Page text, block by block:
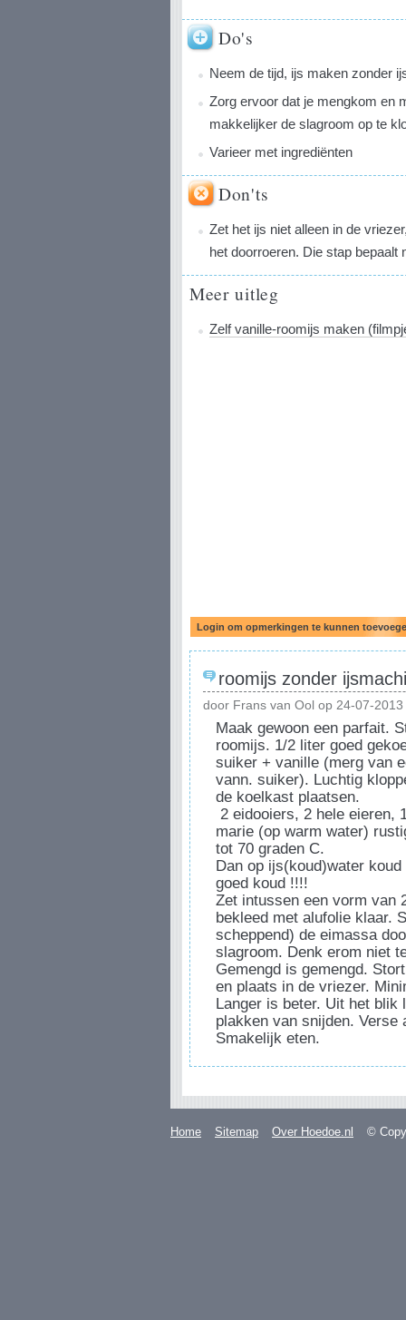
Do's
Neem de tijd, ijs maken zonder
Zorg ervoor dat je mengkom en
makkelijker de slagroom op te
Varieer met ingrediënten
Don'ts
Zet het ijs niet alleen in de
het doorroeren. Die stap
Meer uitleg
Zelf vanille-roomijs maken
roomijs zonder
door Frans van Ool op 24-07-
Maak gewoon een parfait.
roomijs. 1/2 liter goed
suiker + vanille (merg van
vann. suiker). Luchtig
de koelkast plaatsen.
2 eidooiers, 2 hele eieren,
marie (op warm water)
tot 70 graden C.
Dan op ijs(koud)water
goed koud !!!!
Zet intussen een vorm van
bekleed met alufolie klaar.
scheppend) de eimassa
slagroom. Denk erom niet
Gemengd is gemengd.
en plaats in de vriezer.
Langer is beter. Uit het blik
plakken van snijden. Verse
Smakelijk eten.
Home Sitemap Over Hoedoe.nl ©